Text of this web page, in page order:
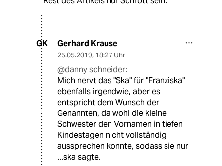
GK Gerhard Krause
25.05.2019, 18:27 Uhr
@danny schneider:
Mich nervt das "Ska" für "Franziska"
ebenfalls irgendwie, aber es
entspricht dem Wunsch der
Genannten, da wohl die kleine
Schwester den Vornamen in tiefen
Kindestagen nicht vollständig
aussprechen konnte, sodass sie nur
...ska sagte.